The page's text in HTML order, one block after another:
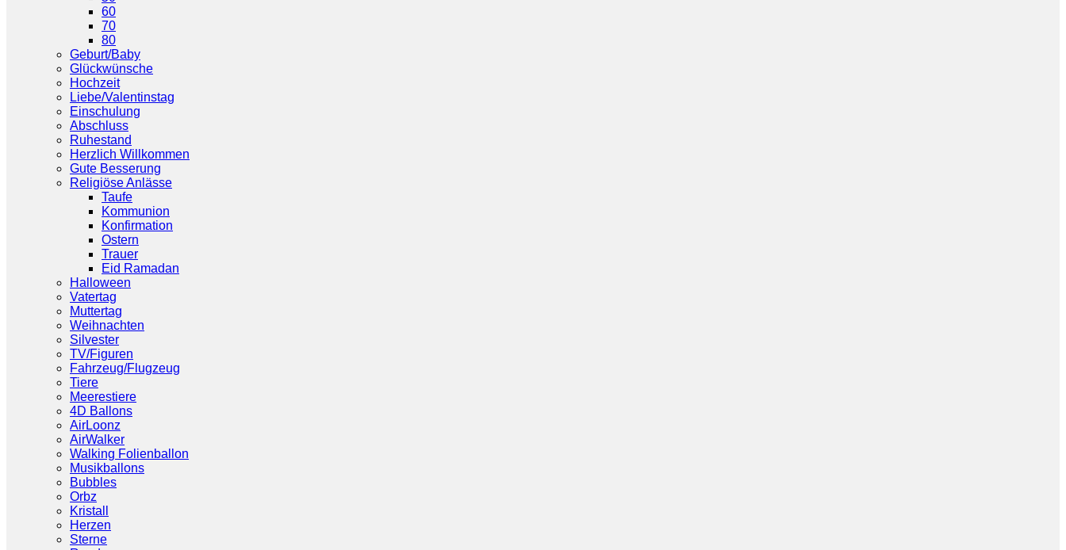
60
70
80
Geburt/Baby
Glückwünsche
Hochzeit
Liebe/Valentinstag
Einschulung
Abschluss
Ruhestand
Herzlich Willkommen
Gute Besserung
Religiöse Anlässe
Taufe
Kommunion
Konfirmation
Ostern
Trauer
Eid Ramadan
Halloween
Vatertag
Muttertag
Weihnachten
Silvester
TV/Figuren
Fahrzeug/Flugzeug
Tiere
Meerestiere
4D Ballons
AirLoonz
AirWalker
Walking Folienballon
Musikballons
Bubbles
Orbz
Kristall
Herzen
Sterne